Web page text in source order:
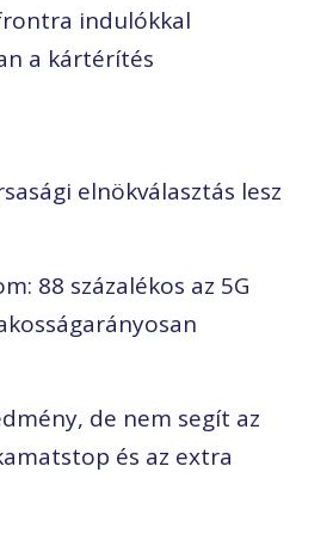
indulókkal
a kártérítés
elnökválasztás lesz
88 százalékos az 5G
de nem segít az
és az extra